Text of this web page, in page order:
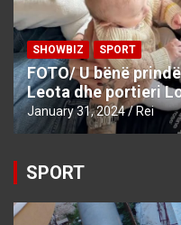
SHOWBIZ SPORT
FOTO/ U bënë
Leota dhe portieri
January 31, 2024 Rei
SPORT